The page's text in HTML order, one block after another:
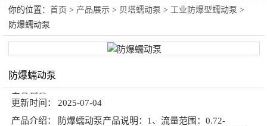
贝塔蠕动泵
你的位置：首页 > 产品展示 > 贝塔蠕动泵 > 工业防爆型蠕动泵 >
防爆蠕动泵
防爆蠕动泵
产品型号：
更新时间：
2025-07-04
产品介绍：
防爆蠕动泵产品说明：1、流量范围：0.72-